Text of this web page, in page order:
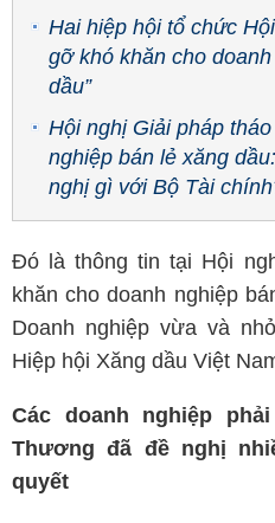
Hai hiệp hội tổ chức
gỡ khó khăn cho
dầu”
Hội nghị Giải pháp
nghiệp bán lẻ xăng
nghị gì với Bộ Tài
Đó là thông tin tại Hội
khăn cho doanh nghiệp
Doanh nghiệp vừa và
Hiệp hội Xăng dầu Việt
Các doanh nghiệp
Thương đã đề nghị
quyết